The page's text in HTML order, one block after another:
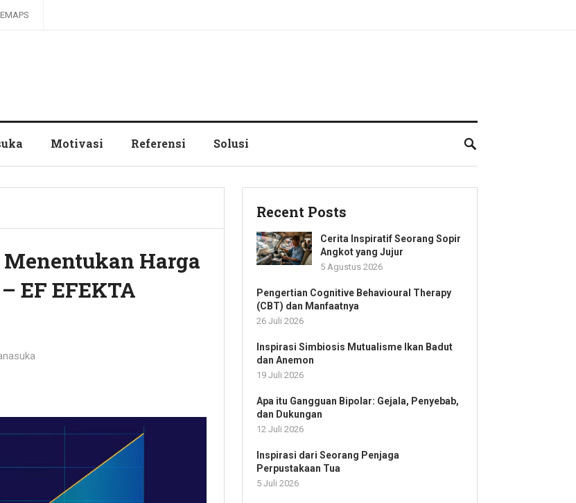
Motivasi Referensi Solusi
Harga
EF EFEKTA
Recent Posts
Cerita Inspiratif Seorang Sopir
Angkot yang Jujur
5 Agustus 2026
Pengertian Cognitive Behavioural Therapy
(CBT) dan Manfaatnya
26 Juli 2026
Inspirasi Simbiosis Mutualisme Ikan Badut
dan Anemon
19 Juli 2026
Apa itu Gangguan Bipolar: Gejala, Penyebab,
dan Dukungan
12 Juli 2026
Inspirasi dari Seorang Penjaga
Perpustakaan Tua
5 Juli 2026